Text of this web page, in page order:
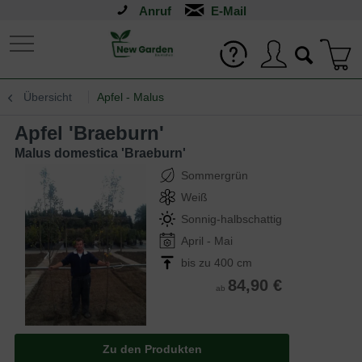
Anruf
Übersicht Apfel - Malus
Apfel 'Braeburn'
Malus domestica 'Braeburn'
Sommergrün
Weiß
Sonnig-halbschattig
April - Mai
bis zu 400 cm
ab 84,90 €
Zu den Produkten